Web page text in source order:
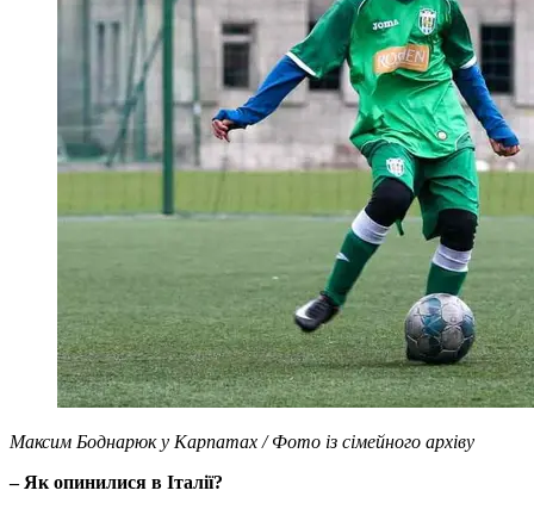
Максим Боднарюк у Карпатах / Фото із сімейного архіву
– Як опинилися в Італії?